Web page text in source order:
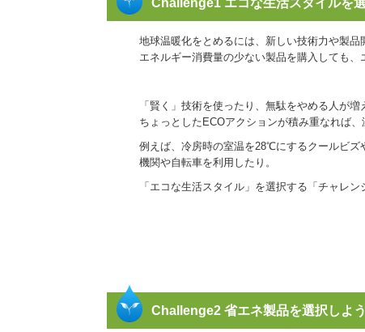
Challenge1 エコな生活スタイルを
地球温暖化をとめるには、新しい技術力や製品
エネルギー消費量の少ない製品を購入しても
「賢く」技術を使ったり、無駄をやめる人が
ちょっとしたECOアクションが積み重なれば
例えば、冷房時の室温を28℃にするクールビ
機関や自転車を利用したり。
「エコな生活スタイル」を選択する「チャレ
Challenge2 省エネ製品を選択しよう